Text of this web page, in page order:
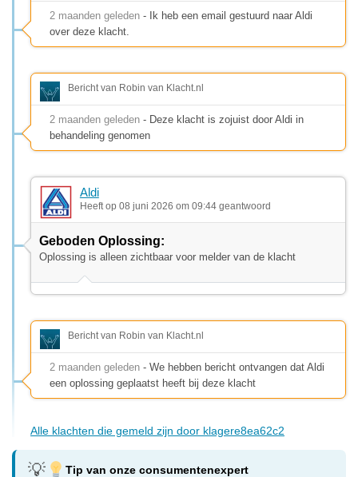
2 maanden geleden - Ik heb een email gestuurd naar Aldi
over deze klacht.
Bericht van Robin van Klacht.nl
2 maanden geleden - Deze klacht is zojuist door Aldi in
behandeling genomen
Aldi
Heeft op 08 juni 2026 om 09:44 geantwoord
Geboden Oplossing:
Oplossing is alleen zichtbaar voor melder van de klacht
Bericht van Robin van Klacht.nl
2 maanden geleden - We hebben bericht ontvangen dat Aldi
een oplossing geplaatst heeft bij deze klacht
Alle klachten die gemeld zijn door klagere8ea62c2
Tip van onze consumentenexpert